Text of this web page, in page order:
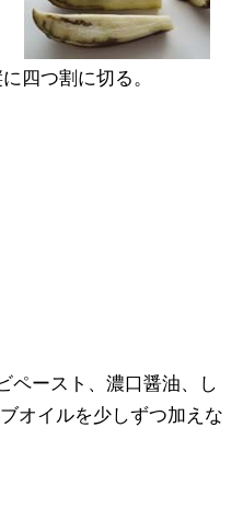
四つ割に切る。
ペースト、濃口醤油、し
オイルを少しずつ加えな